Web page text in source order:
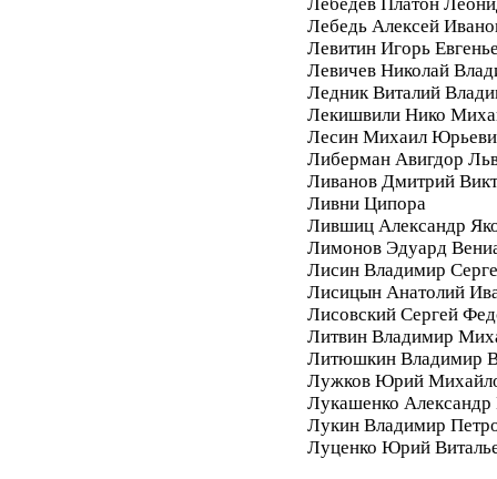
Лебедь Алексей
Левитин Игорь
Левичев Николай
Ледник Виталий
Лекишвили Нико
Лесин Михаил
Либерман Авигдор
Ливанов Дмитрий
Ливни Ципора
Лившиц Александр
Лимонов Эдуард
Лисин Владимир
Лисицын Анатолий
Лисовский Сергей
Литвин Владимир
Литюшкин Владимир
Лужков Юрий
Лукашенко Александр
Лукин Владимир
Луценко Юрий